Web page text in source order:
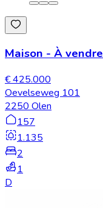
Maison - À vendre
€ 425.000
Oevelseweg 101
2250 Olen
157
1.135
2
1
D